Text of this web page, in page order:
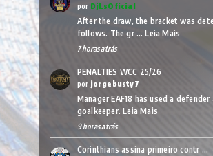
por DjLsOficial
After the draw, the bracket was
follows. The gr …Leia Mais
7 horas atrás
PENALTIES WCC 25/26
por jorgebusty7
Manager EAF18 has used a defender
goalkeeper.Leia Mais
9 horas atrás
Corinthians assina primeiro contr …